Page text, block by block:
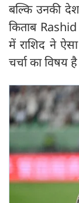
बल्कि उनकी
किताब
में राशिद ने
चर्चा का विषय